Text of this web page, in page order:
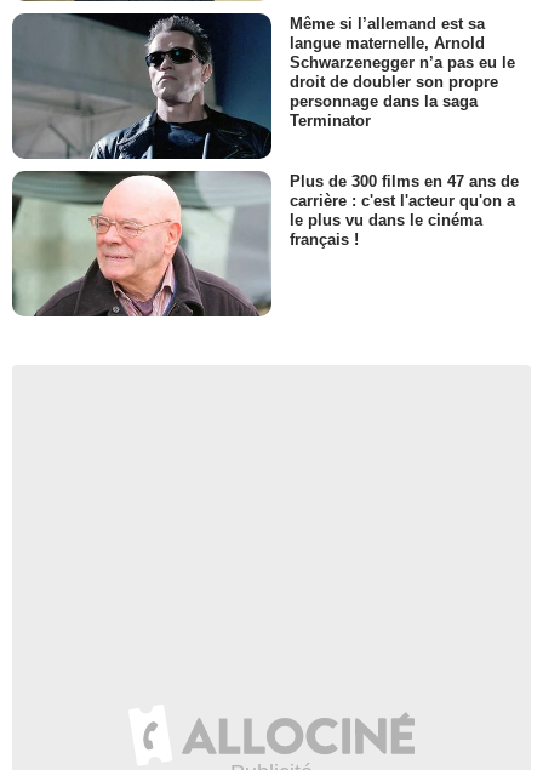
Même si l’allemand est sa
langue maternelle, Arnold
Schwarzenegger n’a pas eu le
droit de doubler son propre
personnage dans la saga
Terminator
Plus de 300 films en 47 ans de
carrière : c'est l'acteur qu'on a
le plus vu dans le cinéma
français !